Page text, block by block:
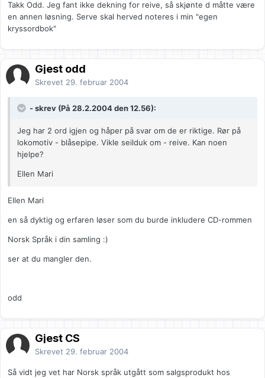
Takk Odd. Jeg fant ikke dekning for reive, så skjønte d måtte være
en annen løsning. Serve skal herved noteres i min "egen
kryssordbok"
Gjest odd
Skrevet 29. februar 2004
- skrev (På 28.2.2004 den 12.56):
Jeg har 2 ord igjen og håper på svar om de er riktige. Rør på
lokomotiv - blåsepipe. Vikle seilduk om - reive. Kan noen
hjelpe?
Ellen Mari
Ellen Mari
en så dyktig og erfaren løser som du burde inkludere CD-rommen
Norsk Språk i din samling :)
ser at du mangler den.
odd
Gjest CS
Skrevet 29. februar 2004
Så vidt jeg vet har Norsk språk utgått som salgsprodukt hos